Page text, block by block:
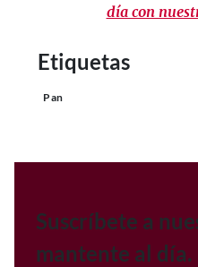
día con
Etiquetas
Pan
Suscríbete a
mantente al día.